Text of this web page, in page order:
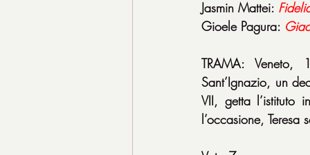
Jasmin Mattei:
Gioele Pagura:
TRAMA: Veneto,
Sant’Ignazio, un
VII, getta l’istituto
l’occasione,